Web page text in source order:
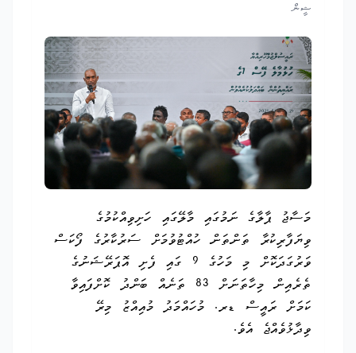
ޝީން
މަސާޖު ޕާލާގެ ނަމުގައި މާލޭގައި ހަށިވިއްކުމުގެ
ވިޔަފާރިކުރާ ތަންތަން ހުއްޓުވުމަށް ސަރުކާރުގެ ފޯކަސް
ވަރުގަދަކޮށް މި މަހުގެ 9 ގައި ފެށި އޮޕަރޭޝަނުގެ
ތެރެއިން މިހާތަނަށް 83 ތަނެއް ބަންދު ކޮށްފައިވާ
ކަމަށް ރައީސް ޑރ. މުހައްމަދު މުއިއްޒު މިރޭ
ވިދާޅުވެއްޖެ އެވެ.